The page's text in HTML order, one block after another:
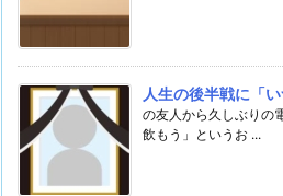
人生の後半戦に「
の友人から久しぶりの
飲もう」というお ...